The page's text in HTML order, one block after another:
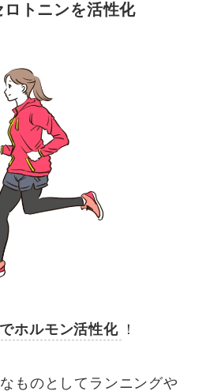
トニンを活性化
ホルモン活性化 ！
ものとしてランニングや